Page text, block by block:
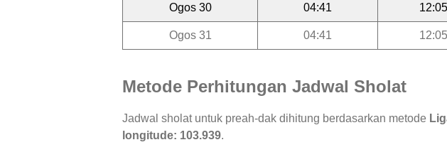
Ogos 30 04:41 12:05
Ogos 31 04:41 12:05
Metode Perhitungan Jadwal Sholat
Jadwal sholat untuk preah-dak dihitung berdasarkan metode
longitude: 103.939.